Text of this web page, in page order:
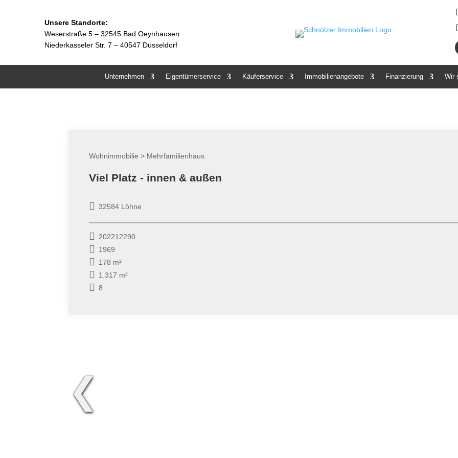
Unsere Standorte:
Weserstraße 5 – 32545 Bad Oeynhausen
Niederkasseler Str. 7 – 40547 Düsseldorf
Unternehmen Eigentümerservice Käuferservice Immobilienangebote Finanzierung Wir
Wohnimmobilie > Mehrfamilienhaus
Viel Platz - innen & außen
32584 Löhne
202212290
1969
178 m²
1.317 m²
8
❮